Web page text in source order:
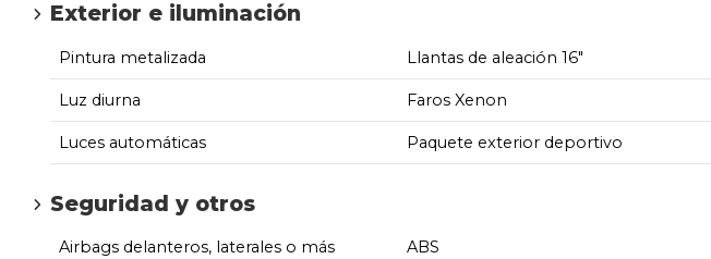
Exterior e iluminación
Pintura metalizada Llantas de aleación 16"
Luz diurna Faros Xenon
Luces automáticas Paquete exterior deportivo
Seguridad y otros
Airbags delanteros, laterales o más ABS